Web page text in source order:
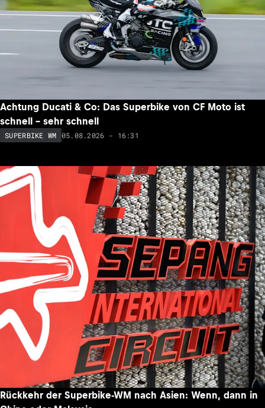
Achtung Ducati & Co: Das Superbike von CF Moto ist
schnell – sehr schnell
SUPERBIKE WM 05.08.2026 - 16:31
Rückkehr der Superbike-WM nach Asien: Wenn, dann in